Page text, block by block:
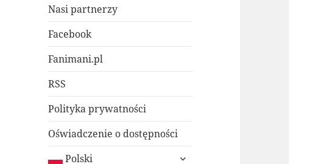
Nasi partnerzy
Facebook
Fanimani.pl
RSS
Polityka prywatności
Oświadczenie o dostępności
Polski
rozwiń